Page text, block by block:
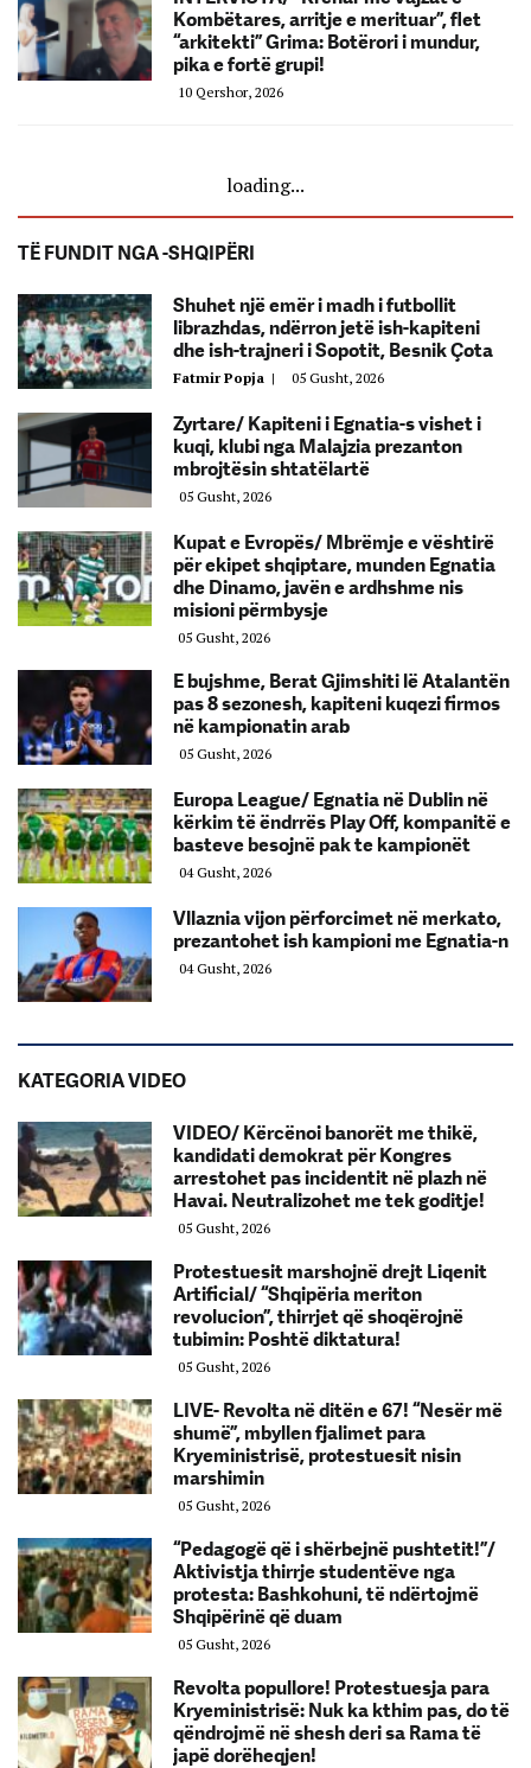
Kombëtares, arritje e merituar”, flet
“arkitekti” Grima: Botërori i mundur,
pika e fortë grupi!
10 Qershor, 2026
loading...
TË FUNDIT NGA -SHQIPËRI
Shuhet një emër i madh i futbollit
librazhdas, ndërron jetë ish-kapiteni
dhe ish-trajneri i Sopotit, Besnik Çota
Fatmir Popja | 05 Gusht, 2026
Zyrtare/ Kapiteni i Egnatia-s vishet i
kuqi, klubi nga Malajzia prezanton
mbrojtësin shtatëlartë
05 Gusht, 2026
Kupat e Evropës/ Mbrëmje e vështirë
për ekipet shqiptare, munden Egnatia
dhe Dinamo, javën e ardhshme nis
misioni përmbysje
05 Gusht, 2026
E bujshme, Berat Gjimshiti lë Atalantën
pas 8 sezonesh, kapiteni kuqezi firmos
në kampionatin arab
05 Gusht, 2026
Europa League/ Egnatia në Dublin në
kërkim të ëndrrës Play Off, kompanitë e
basteve besojnë pak te kampionët
04 Gusht, 2026
Vllaznia vijon përforcimet në merkato,
prezantohet ish kampioni me Egnatia-n
04 Gusht, 2026
KATEGORIA VIDEO
VIDEO/ Kërcënoi banorët me thikë,
kandidati demokrat për Kongres
arrestohet pas incidentit në plazh në
Havai. Neutralizohet me tek goditje!
05 Gusht, 2026
Protestuesit marshojnë drejt Liqenit
Artificial/ “Shqipëria meriton
revolucion”, thirrjet që shoqërojnë
tubimin: Poshtë diktatura!
05 Gusht, 2026
LIVE- Revolta në ditën e 67! “Nesër më
shumë”, mbyllen fjalimet para
Kryeministrisë, protestuesit nisin
marshimin
05 Gusht, 2026
“Pedagogë që i shërbejnë pushtetit!”/
Aktivistja thirrje studentëve nga
protesta: Bashkohuni, të ndërtojmë
Shqipërinë që duam
05 Gusht, 2026
Revolta popullore! Protestuesja para
Kryeministrisë: Nuk ka kthim pas, do të
qëndrojmë në shesh deri sa Rama të
japë dorëheqjen!